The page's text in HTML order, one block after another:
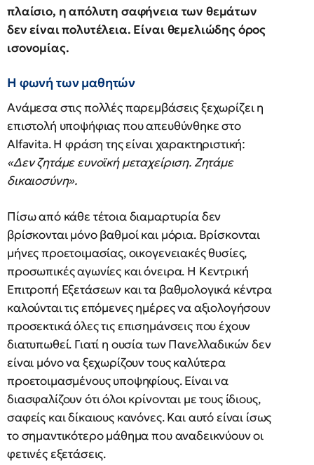
πλαίσιο, η απόλυτη σαφήνεια των θεμάτων
δεν είναι πολυτέλεια. Είναι θεμελιώδης όρος
ισονομίας.
Η φωνή των μαθητών
Ανάμεσα στις πολλές παρεμβάσεις ξεχωρίζει η
επιστολή υποψήφιας που απευθύνθηκε στο
Alfavita. Η φράση της είναι χαρακτηριστική:
«Δεν ζητάμε ευνοϊκή μεταχείριση. Ζητάμε
δικαιοσύνη».
Πίσω από κάθε τέτοια διαμαρτυρία δεν
βρίσκονται μόνο βαθμοί και μόρια. Βρίσκονται
μήνες προετοιμασίας, οικογενειακές θυσίες,
προσωπικές αγωνίες και όνειρα. Η Κεντρική
Επιτροπή Εξετάσεων και τα βαθμολογικά κέντρα
καλούνται τις επόμενες ημέρες να αξιολογήσουν
προσεκτικά όλες τις επισημάνσεις που έχουν
διατυπωθεί. Γιατί η ουσία των Πανελλαδικών δεν
είναι μόνο να ξεχωρίζουν τους καλύτερα
προετοιμασμένους υποψηφίους. Είναι να
διασφαλίζουν ότι όλοι κρίνονται με τους ίδιους,
σαφείς και δίκαιους κανόνες. Και αυτό είναι ίσως
το σημαντικότερο μάθημα που αναδεικνύουν οι
φετινές εξετάσεις.